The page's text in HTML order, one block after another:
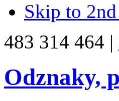
Skip to
483 314 464 |
Odznaky,